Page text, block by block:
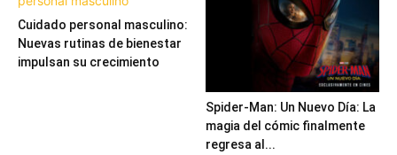
Cuidado personal masculino:
Nuevas rutinas de bienestar
impulsan su crecimiento
Spider-Man: Un Nuevo Día: La
magia del cómic finalmente
regresa al...